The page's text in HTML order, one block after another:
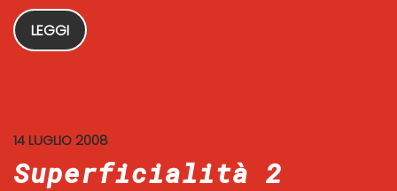
LEGGI
14 LUGLIO 2008
Superficialità 2